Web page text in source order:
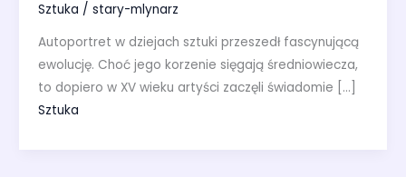
Sztuka / stary-mlynarz
Autoportret w dziejach sztuki przeszedł fascynującą
ewolucję. Choć jego korzenie sięgają średniowiecza,
to dopiero w XV wieku artyści zaczęli świadomie […]
Sztuka